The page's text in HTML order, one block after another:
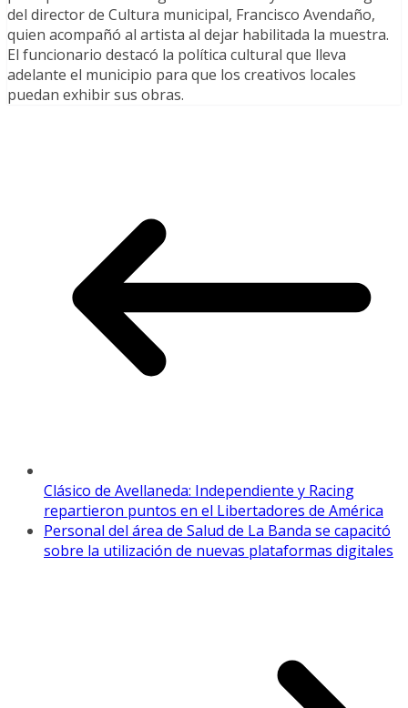
del director de Cultura municipal, Francisco Avendaño,
quien acompañó al artista al dejar habilitada la muestra.
El funcionario destacó la política cultural que lleva
adelante el municipio para que los creativos locales
puedan exhibir sus obras.
Clásico de Avellaneda: Independiente y Racing
repartieron puntos en el Libertadores de América
Personal del área de Salud de La Banda se capacitó
sobre la utilización de nuevas plataformas digitales